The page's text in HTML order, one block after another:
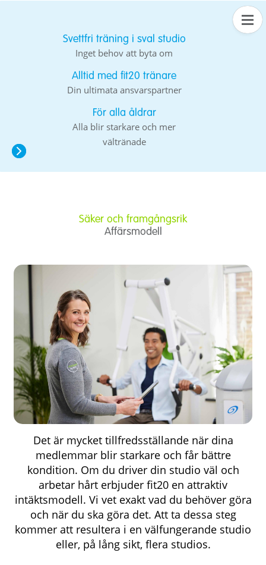
Svettfri träning i sval studio
Inget behov att byta om
Alltid med fit20 tränare
Din ultimata ansvarspartner
För alla åldrar
Alla blir starkare och mer
vältränade
Säker och framgångsrik
Affärsmodell
Det är mycket tillfredsställande när dina
medlemmar blir starkare och får bättre
kondition. Om du driver din studio väl och
arbetar hårt erbjuder fit20 en attraktiv
intäktsmodell. Vi vet exakt vad du behöver göra
och när du ska göra det. Att ta dessa steg
kommer att resultera i en välfungerande studio
eller, på lång sikt, flera studios.